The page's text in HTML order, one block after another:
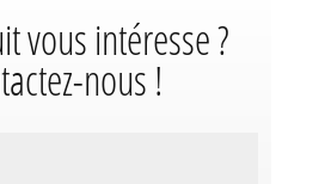
vous intéresse ?
nous !